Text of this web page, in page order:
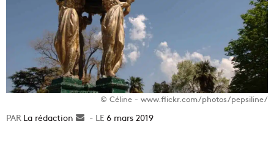
© Céline - www.flickr.com/photos/pepsiline/
La rédaction
Envoyer6 mars 2019